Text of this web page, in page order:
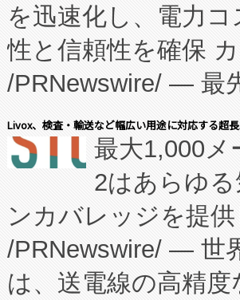
従来のフェッドバ
に、患者やサプラ
キー方式で拡張性
す。FCCM‑を活用
患者にとっての費
のアクセスを大幅
Fully-Connected
プログラムには、
に関する技術移転
を迅速化し、電力
性と信頼性を確保
/PRNewswire/ — 最
会社エーアイ・ア
President原信平）
ードするVoltaiqは
ーエネルギー貯蔵
た。 Voltaiq独自の
定、統合、導入、
Livox、検査・輸送など幅広い用途に対応する超
最大1,000
2はあらゆ
ンカバレッジを提
/PRNewswire/ — 世
は、送電線の高精